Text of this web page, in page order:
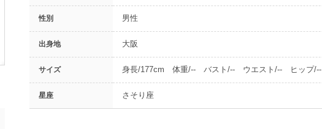
性別 男性
出身地 大阪
サイズ 身長/177cm 体重/-- バスト/-- ウエスト/-- ヒップ/--
星座 さそり座